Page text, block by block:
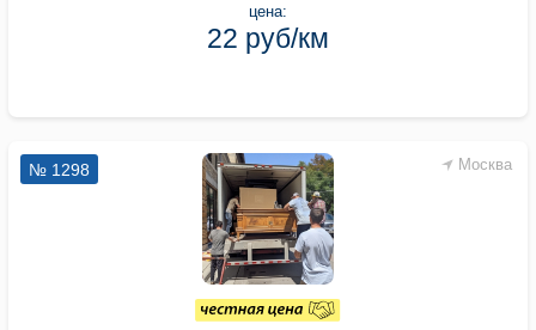
цена:
22 руб/км
Москва
№ 1298